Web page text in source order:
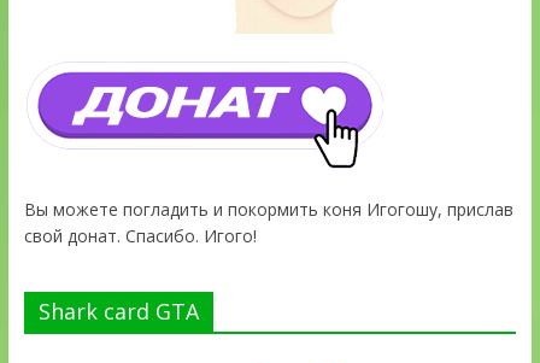
Вы можете погладить и покормить коня Игогошу, прислав
свой донат. Спасибо. Игого!
Shark card GTA